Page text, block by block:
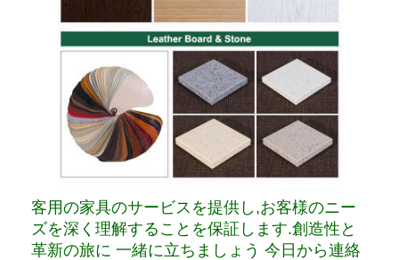
客用の家具のサービスを提供し,お客様のニー
ズを深く理解することを保証します.創造性と
革新の旅に 一緒に立ちましょう 今日から連絡